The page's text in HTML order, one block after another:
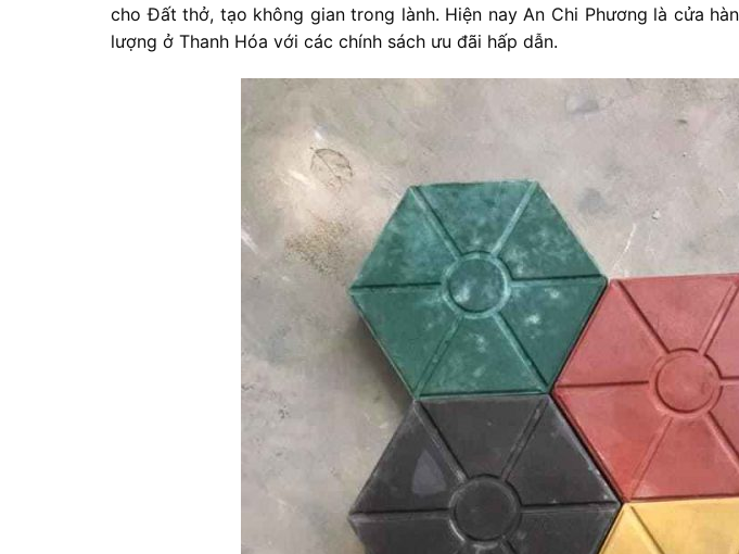
cho Đất thở, tạo không gian trong lành. Hiện nay An Chi Phương là cửa
lượng ở Thanh Hóa với các chính sách ưu đãi hấp dẫn.